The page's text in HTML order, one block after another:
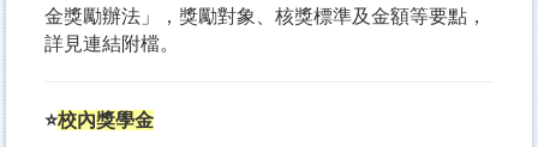
金獎勵辦法」，獎勵對象、核獎標準及金額等要點，
詳見連結附檔。
⭐校內獎學金